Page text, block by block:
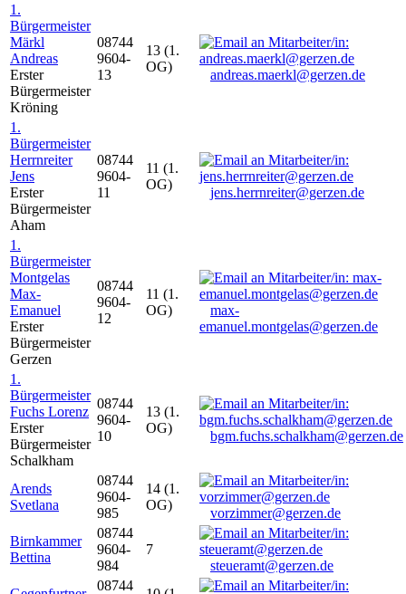
1.
Bürgermeister
Märkl
Andreas
Erster
Bürgermeister
Kröning
08744
9604-
13
13 (1.
OG)
andreas.maerkl@gerzen.de
1.
Bürgermeister
Herrnreiter
Jens
Erster
Bürgermeister
Aham
08744
9604-
11
11 (1.
OG)
jens.herrnreiter@gerzen.de
1.
Bürgermeister
Montgelas
Max-
Emanuel
Erster
Bürgermeister
Gerzen
08744
9604-
12
11 (1.
OG)
max-
emanuel.montgelas@gerzen.de
1.
Bürgermeister
Fuchs Lorenz
Erster
Bürgermeister
Schalkham
08744
9604-
10
13 (1.
OG)
bgm.fuchs.schalkham@gerzen.de
Arends
Svetlana
08744
9604-
985
14 (1.
OG)
vorzimmer@gerzen.de
Birnkammer
Bettina
08744
9604-
984
7
steueramt@gerzen.de
08744